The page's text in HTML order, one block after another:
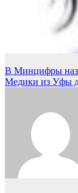
Навигация
по
В Минцифры
Медики из Уфы